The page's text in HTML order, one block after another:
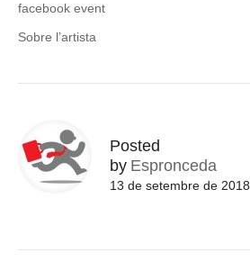
facebook event
Sobre l’artista
Posted
by Espronceda
13 de setembre de 2018